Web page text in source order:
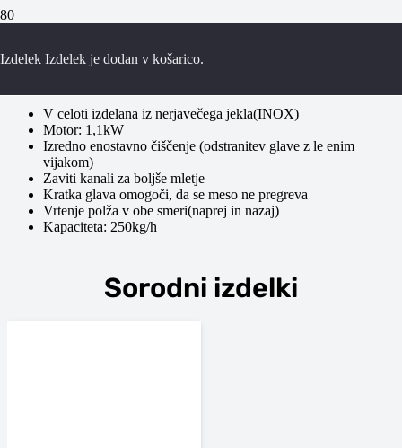
Izdelek Izdelek je dodan v košarico.
Mesoreznica AL-22C
V celoti izdelana iz nerjavečega jekla(INOX)
Motor: 1,1kW
Izredno enostavno čiščenje (odstranitev glave z le enim
vijakom)
Zaviti kanali za boljše mletje
Kratka glava omogoči, da se meso ne pregreva
Vrtenje polža v obe smeri(naprej in nazaj)
Kapaciteta: 250kg/h
Sorodni izdelki